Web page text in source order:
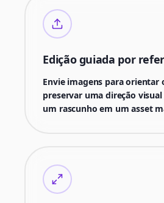
Edição guiada por
Envie imagens para orientar
preservar uma direção
um rascunho em um asset